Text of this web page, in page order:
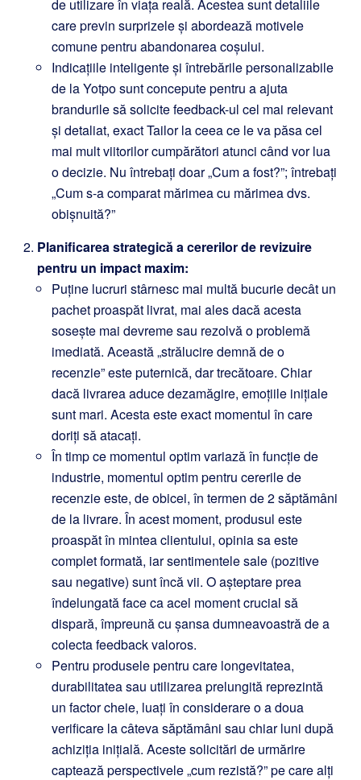
de utilizare în viața reală. Acestea sunt detaliile
care previn surprizele și abordează motivele
comune pentru abandonarea coșului.
Indicațiile inteligente și întrebările personalizabile
de la Yotpo sunt concepute pentru a ajuta
brandurile să solicite feedback-ul cel mai relevant
și detaliat, exact Tailor la ceea ce le va păsa cel
mai mult viitorilor cumpărători atunci când vor lua
o decizie. Nu întrebați doar „Cum a fost?”; întrebați
„Cum s-a comparat mărimea cu mărimea dvs.
obișnuită?”
Planificarea strategică a cererilor de revizuire
pentru un impact maxim:
Puține lucruri stârnesc mai multă bucurie decât un
pachet proaspăt livrat, mai ales dacă acesta
sosește mai devreme sau rezolvă o problemă
imediată. Această „strălucire demnă de o
recenzie” este puternică, dar trecătoare. Chiar
dacă livrarea aduce dezamăgire, emoțiile inițiale
sunt mari. Acesta este exact momentul în care
doriți să atacați.
În timp ce momentul optim variază în funcție de
industrie, momentul optim pentru cererile de
recenzie este, de obicei, în termen de 2 săptămâni
de la livrare. În acest moment, produsul este
proaspăt în mintea clientului, opinia sa este
complet formată, iar sentimentele sale (pozitive
sau negative) sunt încă vii. O așteptare prea
îndelungată face ca acel moment crucial să
dispară, împreună cu șansa dumneavoastră de a
colecta feedback valoros.
Pentru produsele pentru care longevitatea,
durabilitatea sau utilizarea prelungită reprezintă
un factor cheie, luați în considerare o a doua
verificare la câteva săptămâni sau chiar luni după
achiziția inițială. Aceste solicitări de urmărire
captează perspectivele „cum rezistă?” pe care alți